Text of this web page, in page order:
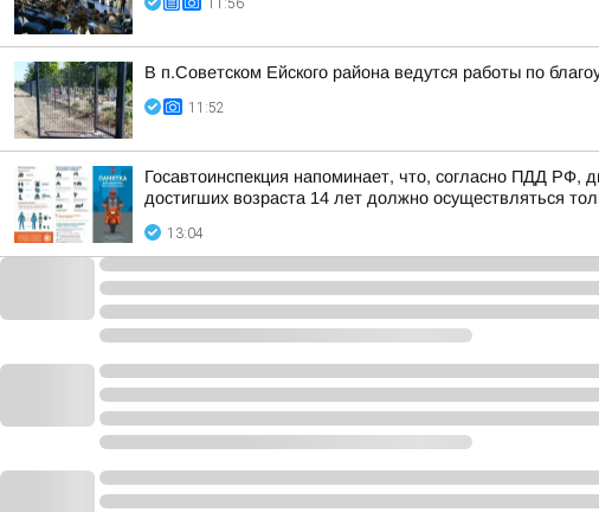
11:56
В п.Советском Ейского района ведутся работы по
11:52
Госавтоинспекция напоминает, что, согласно ПДД
достигших возраста 14 лет должно осуществляться
13:04